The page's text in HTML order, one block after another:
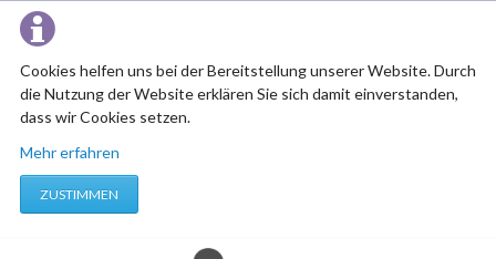
Cookies helfen uns bei der Bereitstellung unserer Website. Durch
die Nutzung der Website erklären Sie sich damit einverstanden,
dass wir Cookies setzen.
Mehr erfahren
ZUSTIMMEN